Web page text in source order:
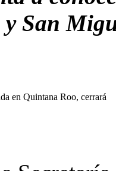
San
en Quintana Roo, cerrará